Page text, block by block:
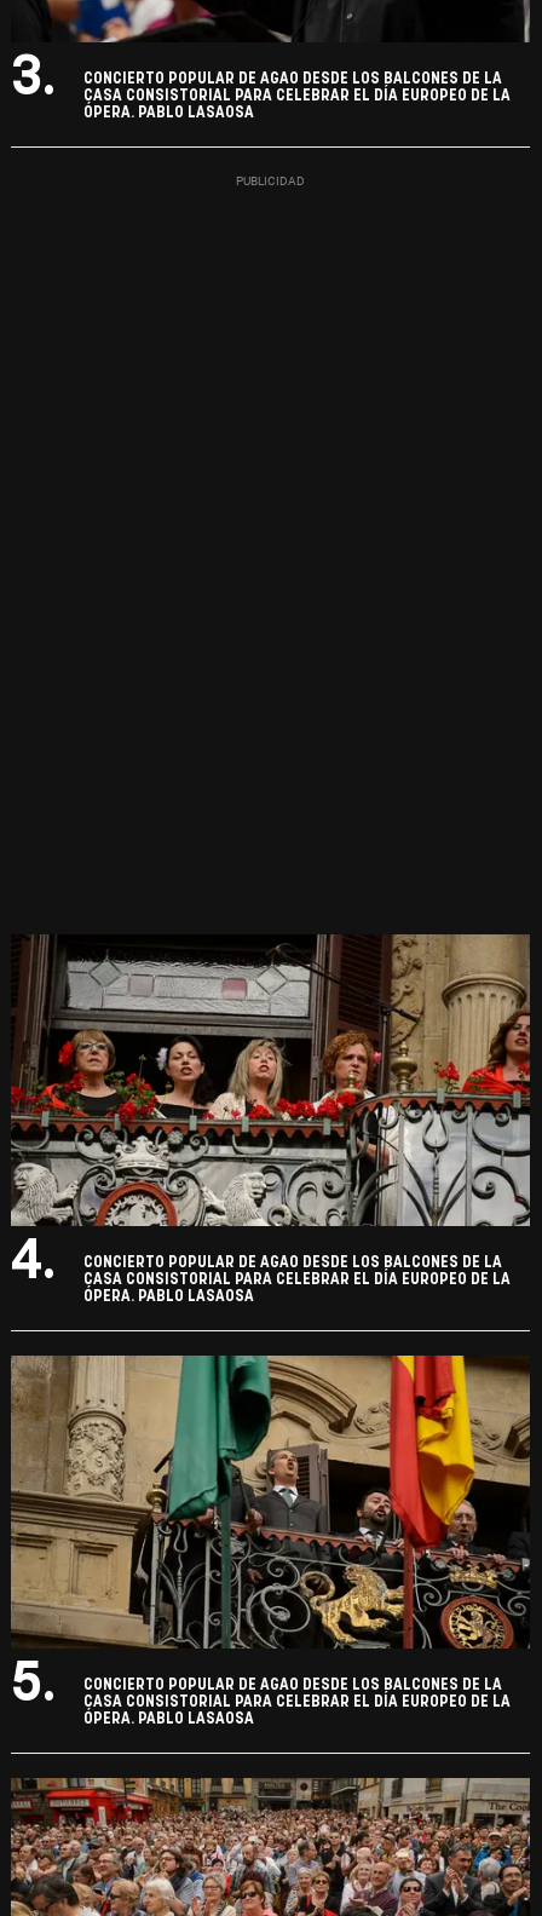
3.
CONCIERTO POPULAR DE AGAO DESDE LOS BALCONES DE LA
CASA CONSISTORIAL PARA CELEBRAR EL DÍA EUROPEO DE LA
ÓPERA. PABLO LASAOSA
4.
CONCIERTO POPULAR DE AGAO DESDE LOS BALCONES DE LA
CASA CONSISTORIAL PARA CELEBRAR EL DÍA EUROPEO DE LA
ÓPERA. PABLO LASAOSA
5.
CONCIERTO POPULAR DE AGAO DESDE LOS BALCONES DE LA
CASA CONSISTORIAL PARA CELEBRAR EL DÍA EUROPEO DE LA
ÓPERA. PABLO LASAOSA